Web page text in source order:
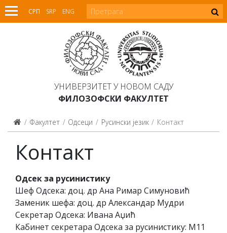
СРП SRP ENG
УНИВЕРЗИТЕТ У НОВОМ САДУ
ФИЛОЗОФСКИ ФАКУЛТЕТ
Факултет Одсеци Русински језик Контакт
Контакт
Одсек за русинистику
Шеф Одсека: доц. др Ана Римар Симуновић
Заменик шефа: доц. др Александар Мудри
Секретар Одсека: Ивана Аџић
Кабинет секретара Одсека за русинистику: М11